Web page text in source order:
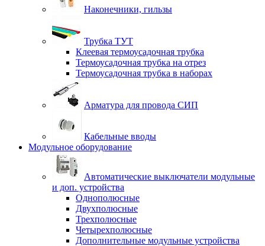
Наконечники, гильзы
Трубка ТУТ
Клеевая термоусадочная трубка
Термоусадочная трубка на отрез
Термоусадочная трубка в наборах
Арматура для провода СИП
Кабельные вводы
Модульное оборудование
Автоматические выключатели модульные
и доп. устройства
Однополюсные
Двухполюсные
Трехполюсные
Четырехполюсные
Дополнительные модульные устройства